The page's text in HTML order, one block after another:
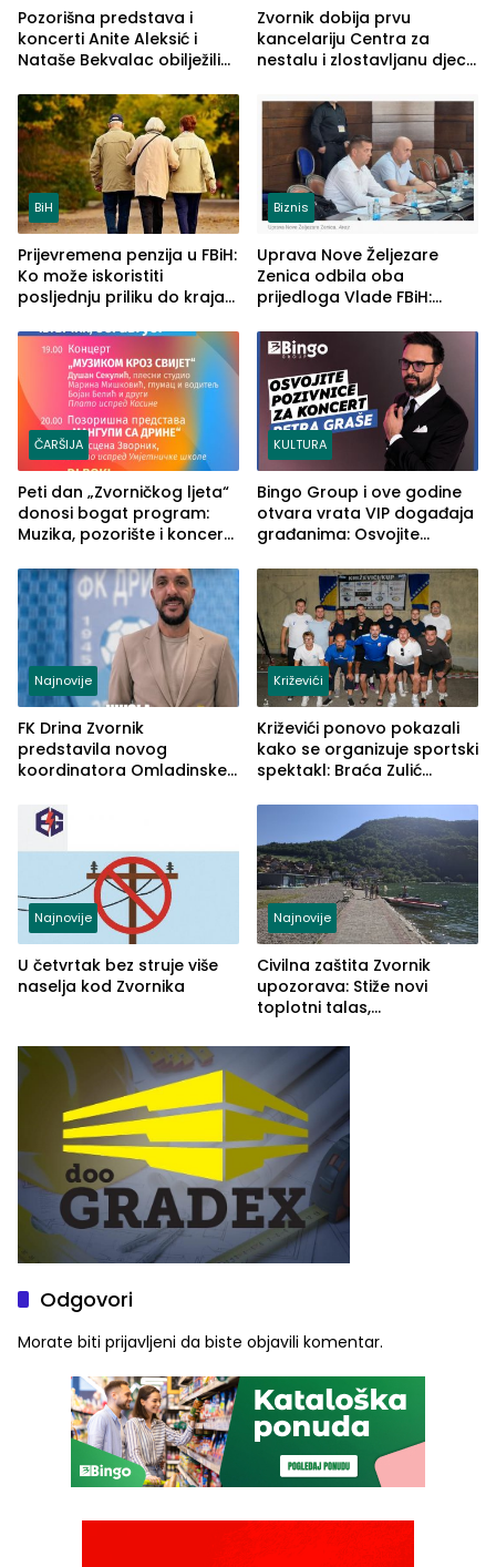
Pozorišna predstava i
koncerti Anite Aleksić i
Nataše Bekvalac obilježili
ljeta (FOTO)
Zvornik dobija prvu
kancelariju Centra za
nestalu i zlostavljanu djecu
BiH
Prijevremena penzija u FBiH:
Ko može iskoristiti
posljednju priliku do kraja
Biznis
Uprava Nove Željezare
Zenica odbila oba
prijedloga Vlade FBiH:
rješenje
ČARŠIJA
Peti dan „Zvorničkog ljeta“
donosi bogat program:
Muzika, pozorište i koncert
KULTURA
Bingo Group i ove godine
otvara vrata VIP događaja
građanima: Osvojite
Graše
Najnovije
FK Drina Zvornik
predstavila novog
koordinatora Omladinske
Križevići
Križevići ponovo pokazali
kako se organizuje sportski
spektakl: Braća Zulić
Najnovije
U četvrtak bez struje više
naselja kod Zvornika
Najnovije
Civilna zaštita Zvornik
upozorava: Stiže novi
toplotni talas,
Odgovori
Morate biti prijavljeni da biste objavili komentar.